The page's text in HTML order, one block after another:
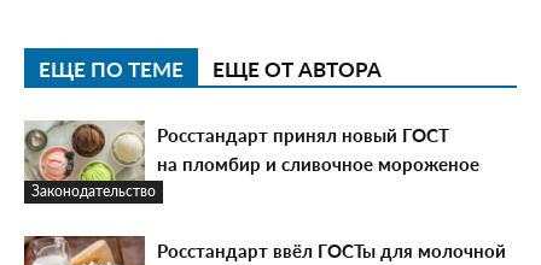
ЕЩЕ ПО ТЕМЕ ЕЩЕ ОТ АВТОРА
Законодательство
Росстандарт принял новый ГОСТ
на пломбир и сливочное мороженое
Росстандарт ввёл ГОСТы для молочной